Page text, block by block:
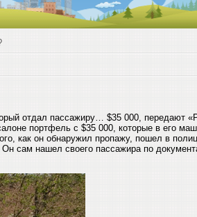
отдал пассажиру… $35 000, передают
портфель с $35 000, которые в его
как он обнаружил пропажу, пошел в
сам нашел своего пассажира по